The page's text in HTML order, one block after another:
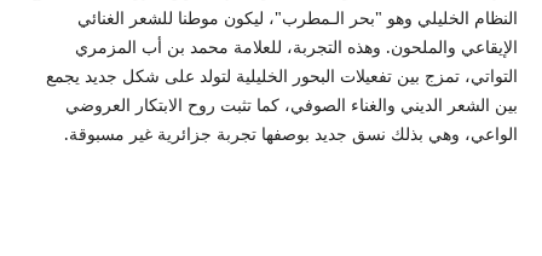
النظام الخليلي وهو "بحر الـمطرب"، ليكون موطنا للشعر الغنائي
الإيقاعي والملحون. وهذه التجربة، للعلامة محمد بن أب المزمري
التواتي، تمزج بين تفعيلات البحور الخليلية لتولد على شكل جديد يجمع
بين الشعر الديني والغناء الصوفي، كما تثبت روح الابتكار العروضي
الواعي، وهي بذلك نسق جديد بوصفها تجربة جزائرية غير مسبوقة.